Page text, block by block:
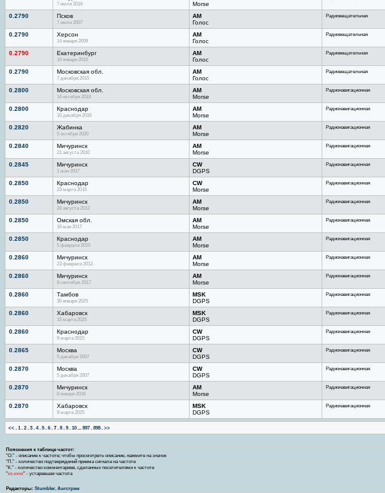
7 июля 2016
Morse
0.2790 Псков
7 июля 2007
AM
Голос
Радиовещательная
0.2790 Херсон
14 января 2009
AM
Голос
Радиовещательная
0.2790 Екатеринбург
10 января 2010
AM
Голос
Радиовещательная
0.2790 Московская обл.
7 декабря 2015
AM
Голос
Радиовещательная
0.2800 Московская обл.
14 октября 2018
AM
Morse
Радионавигационная
0.2800 Краснодар
10 декабря 2016
AM
Morse
Радионавигационная
0.2820 Жабинка
5 октября 2020
AM
Morse
Радионавигационная
0.2840 Мичуринск
21 августа 2010
AM
Morse
Радионавигационная
0.2845 Мичуринск
1 мая 2017
CW
DGPS
Радионавигационная
0.2850 Краснодар
23 марта 2015
CW
Morse
Радионавигационная
0.2850 Мичуринск
28 августа 2012
AM
Morse
Радионавигационная
0.2850 Омская обл.
16 мая 2017
AM
Morse
Радионавигационная
0.2850 Краснодар
5 февраля 2015
AM
Morse
Радионавигационная
0.2860 Мичуринск
23 февраля 2012
AM
Morse
Радионавигационная
0.2860 Мичуринск
8 сентября 2017
AM
Morse
Радионавигационная
0.2860 Тамбов
30 января 2025
MSK
DGPS
Радионавигационная
0.2860 Хабаровск
15 марта 2025
MSK
DGPS
Радионавигационная
0.2860 Краснодар
9 марта 2015
CW
DGPS
Радионавигационная
0.2865 Москва
5 декабря 2007
CW
DGPS
Радионавигационная
0.2870 Москва
5 декабря 2007
CW
DGPS
Радионавигационная
0.2870 Мичуринск
8 января 2016
AM
Morse
Радионавигационная
0.2870 Хабаровск
9 марта 2025
MSK
DGPS
Радионавигационная
<< . 1. 2. 3 . 4. 5. 6. 7 . 8. 9. 10 ... 897 . 898. >>
Пояснения к таблице частот:
"О." - описание к частоте; чтобы просмотреть описание, нажмите на значок
"П." - количество подтверждений приема сигнала на частоте
"К." - количество комментариев, сделанных посетителями к частоте
"хх.хххх" - устаревшая частота
Редакторы: Stumbler, Ангстрем